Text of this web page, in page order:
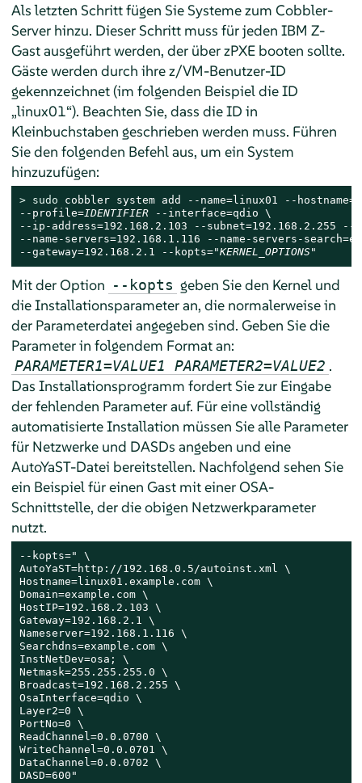
Als letzten Schritt fügen Sie Systeme zum Cobbler-
Server hinzu. Dieser Schritt muss für jeden IBM Z-
Gast ausgeführt werden, der über zPXE booten sollte.
Gäste werden durch ihre z/VM-Benutzer-ID
gekennzeichnet (im folgenden Beispiel die ID
„linux01“). Beachten Sie, dass die ID in
Kleinbuchstaben geschrieben werden muss. Führen
Sie den folgenden Befehl aus, um ein System
hinzuzufügen:
> sudo cobbler system add --name=linux01 --
--profile=IDENTIFIER --interface=qdio \
--ip-address=192.168.2.103 --subnet=192.168.2.255 --
--name-servers=192.168.1.116 --name-servers-
--gateway=192.168.2.1 --kopts="KERNEL_OPTIONS"
Mit der Option --kopts geben Sie den Kernel und
die Installationsparameter an, die normalerweise in
der Parameterdatei angegeben sind. Geben Sie die
Parameter in folgendem Format an:
PARAMETER1=VALUE1 PARAMETER2=VALUE2 .
Das Installationsprogramm fordert Sie zur Eingabe
der fehlenden Parameter auf. Für eine vollständig
automatisierte Installation müssen Sie alle Parameter
für Netzwerke und DASDs angeben und eine
AutoYaST-Datei bereitstellen. Nachfolgend sehen Sie
ein Beispiel für einen Gast mit einer OSA-
Schnittstelle, der die obigen Netzwerkparameter
nutzt.
--kopts=" \
AutoYaST=http://192.168.0.5/autoinst.xml \
Hostname=linux01.example.com \
Domain=example.com \
HostIP=192.168.2.103 \
Gateway=192.168.2.1 \
Nameserver=192.168.1.116 \
Searchdns=example.com \
InstNetDev=osa; \
Netmask=255.255.255.0 \
Broadcast=192.168.2.255 \
OsaInterface=qdio \
Layer2=0 \
PortNo=0 \
ReadChannel=0.0.0700 \
WriteChannel=0.0.0701 \
DataChannel=0.0.0702 \
DASD=600"